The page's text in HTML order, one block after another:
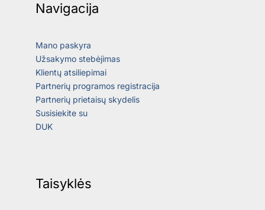
Navigacija
Mano paskyra
Užsakymo stebėjimas
Klientų atsiliepimai
Partnerių programos registracija
Partnerių prietaisų skydelis
Susisiekite su
DUK
Taisyklės